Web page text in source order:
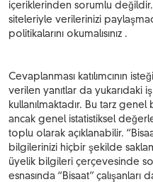
içeriklerinden sorumlu
siteleriyle verilerinizi
politikalarını okumalısınız .
Cevaplanması katılımcının
verilen yanıtlar da yukarıdaki
kullanılmaktadır. Bu tarz
ancak genel istatistiksel
toplu olarak açıklanabilir.
bilgilerinizi hiçbir şekilde
üyelik bilgileri çerçevesinde
esnasında “Bisaat” çalışanları